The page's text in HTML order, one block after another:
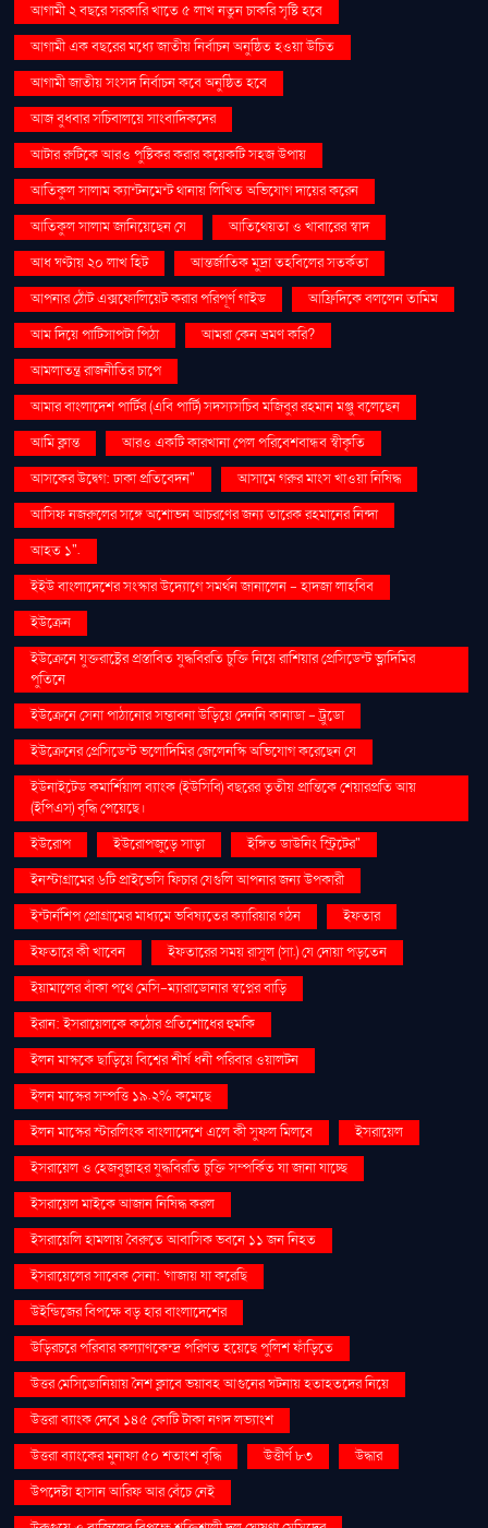
আগামী ২ বছরে সরকারি খাতে ৫ লাখ নতুন চাকরি সৃষ্টি হবে
আগামী এক বছরের মধ্যে জাতীয় নির্বাচন অনুষ্ঠিত হওয়া উচিত
আগামী জাতীয় সংসদ নির্বাচন কবে অনুষ্ঠিত হবে
আজ বুধবার সচিবালয়ে সাংবাদিকদের
আটার রুটিকে আরও পুষ্টিকর করার কয়েকটি সহজ উপায়
আতিকুল সালাম ক্যান্টনমেন্ট থানায় লিখিত অভিযোগ দায়ের করেন
আতিকুল সালাম জানিয়েছেন যে
আতিথেয়তা ও খাবারের স্বাদ
আধ ঘণ্টায় ২০ লাখ হিট
আন্তর্জাতিক মুদ্রা তহবিলের সতর্কতা
আপনার ঠোঁট এক্সফোলিয়েট করার পরিপূর্ণ গাইড
আফ্রিদিকে বললেন তামিম
আম দিয়ে পাটিসাপটা পিঠা
আমরা কেন ভ্রমণ করি?
আমলাতন্ত্র রাজনীতির চাপে
আমার বাংলাদেশ পার্টির (এবি পার্টি) সদস্যসচিব মজিবুর রহমান মঞ্জু বলেছেন
আমি ক্লান্ত
আরও একটি কারখানা পেল পরিবেশবান্ধব স্বীকৃতি
আসকের উদ্বেগ: ঢাকা প্রতিবেদন"
আসামে গরুর মাংস খাওয়া নিষিদ্ধ
আসিফ নজরুলের সঙ্গে অশোভন আচরণের জন্য তারেক রহমানের নিন্দা
আহত ১".
ইইউ বাংলাদেশের সংস্কার উদ্যোগে সমর্থন জানালেন - হাদজা লাহবিব
ইউক্রেন
ইউক্রেনে যুক্তরাষ্ট্রের প্রস্তাবিত যুদ্ধবিরতি চুক্তি নিয়ে রাশিয়ার প্রেসিডেন্ট ভ্লাদিমির
পুতিনে
ইউক্রেনে সেনা পাঠানোর সম্ভাবনা উড়িয়ে দেননি কানাডা - ট্রুডো
ইউক্রেনের প্রেসিডেন্ট ভলোদিমির জেলেনস্কি অভিযোগ করেছেন যে
ইউনাইটেড কমার্শিয়াল ব্যাংক (ইউসিবি) বছরের তৃতীয় প্রান্তিকে শেয়ারপ্রতি আয়
(ইপিএস) বৃদ্ধি পেয়েছে।
ইউরোপ
ইউরোপজুড়ে সাড়া
ইঙ্গিত ডাউনিং স্ট্রিটের"
ইনস্টাগ্রামের ৬টি প্রাইভেসি ফিচার যেগুলি আপনার জন্য উপকারী
ইন্টার্নশিপ প্রোগ্রামের মাধ্যমে ভবিষ্যতের ক্যারিয়ার গঠন
ইফতার
ইফতারে কী খাবেন
ইফতারের সময় রাসুল (সা.) যে দোয়া পড়তেন
ইয়ামালের বাঁকা পথে মেসি-ম্যারাডোনার স্বপ্নের বাড়ি
ইরান: ইসরায়েলকে কঠোর প্রতিশোধের হুমকি
ইলন মাস্ককে ছাড়িয়ে বিশ্বের শীর্ষ ধনী পরিবার ওয়ালটন
ইলন মাস্কের সম্পত্তি ১৯.২% কমেছে
ইলন মাস্কের স্টারলিংক বাংলাদেশে এলে কী সুফল মিলবে
ইসরায়েল
ইসরায়েল ও হেজবুল্লাহর যুদ্ধবিরতি চুক্তি সম্পর্কিত যা জানা যাচ্ছে
ইসরায়েল মাইকে আজান নিষিদ্ধ করল
ইসরায়েলি হামলায় বৈরুতে আবাসিক ভবনে ১১ জন নিহত
ইসরায়েলের সাবেক সেনা: 'গাজায় যা করেছি
উইন্ডিজের বিপক্ষে বড় হার বাংলাদেশের
উড়িরচরে পরিবার কল্যাণকেন্দ্র পরিণত হয়েছে পুলিশ ফাঁড়িতে
উত্তর মেসিডোনিয়ায় নৈশ ক্লাবে ভয়াবহ আগুনের ঘটনায় হতাহতদের নিয়ে
উত্তরা ব্যাংক দেবে ১৪৫ কোটি টাকা নগদ লভ্যাংশ
উত্তরা ব্যাংকের মুনাফা ৫০ শতাংশ বৃদ্ধি
উত্তীর্ণ ৮৩
উদ্ধার
উপদেষ্টা হাসান আরিফ আর বেঁচে নেই